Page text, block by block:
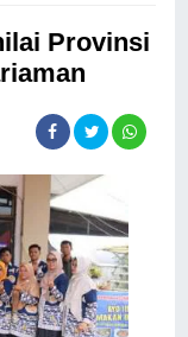
Provinsi